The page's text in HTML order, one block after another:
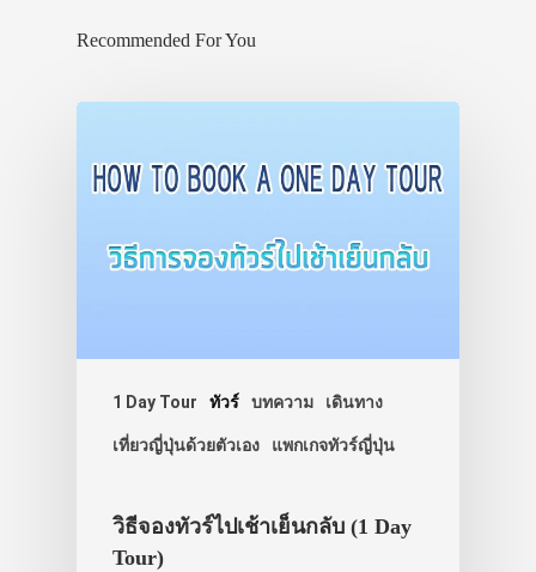
Recommended For You
1 Day Tour ทัวร์ บทความ เดินทาง
เที่ยวญี่ปุ่นด้วยตัวเอง แพกเกจทัวร์ญี่ปุ่น
วิธีจองทัวร์ไปเช้าเย็นกลับ (1 Day
Tour)